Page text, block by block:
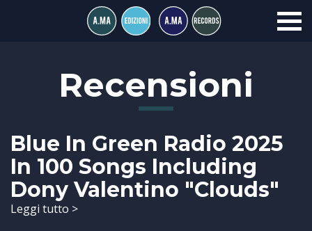
Recensioni
Blue In Green Radio 2025
In 100 Songs Including
Dony Valentino "Clouds"
Leggi tutto >